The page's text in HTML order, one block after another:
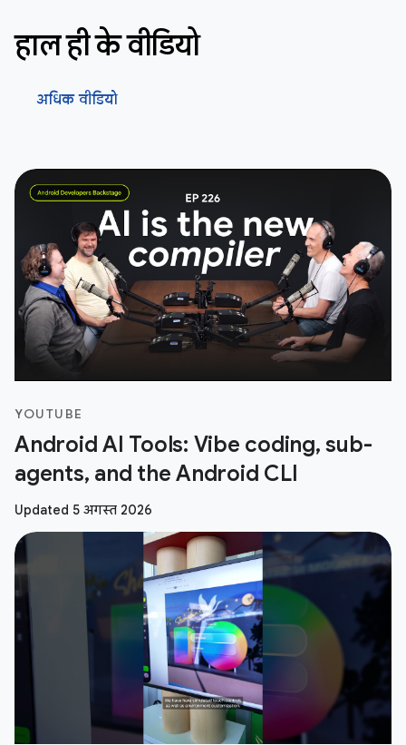
हाल ही के वीडियो
अधिक वीडियो
YOUTUBE
Android AI Tools: Vibe coding, sub-
agents, and the Android CLI
Updated 5 अगस्त 2026